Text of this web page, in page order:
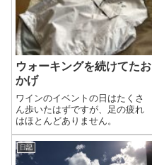
ウォーキングを続けてたお
かげ
ワインのイベントの日はたくさ
ん歩いたはずですが、足の疲れ
はほとんどありません。
日記